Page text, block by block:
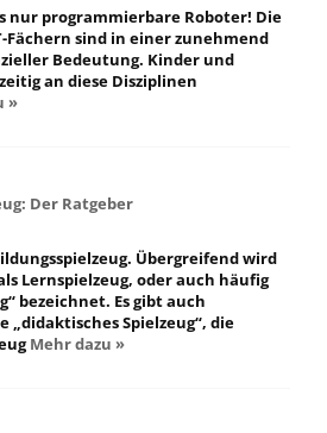
nur programmierbare Roboter! Die
Fächern sind in einer zunehmend
Bedeutung. Kinder und
an diese Disziplinen
»
Der Ratgeber
Übergreifend wird
Lernspielzeug, oder auch häufig
bezeichnet. Es gibt auch
„didaktisches Spielzeug“, die
Mehr dazu »